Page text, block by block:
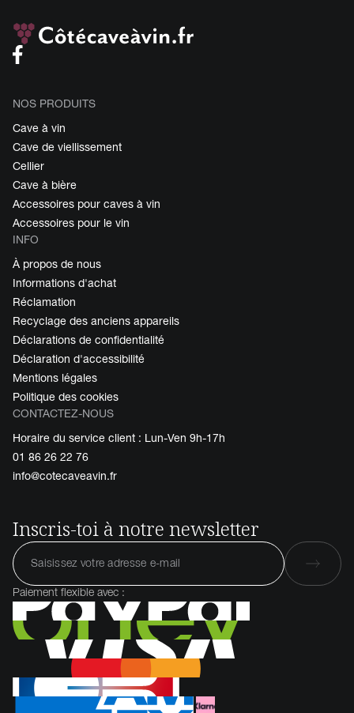
NOS PRODUITS
Cave à vin
Cave de viellissement
Cellier
Cave à bière
Accessoires pour caves à vin
Accessoires pour le vin
INFO
À propos de nous
Informations d'achat
Réclamation
Recyclage des anciens appareils
Déclarations de confidentialité
Déclaration d'accessibilité
Mentions légales
Politique des cookies
CONTACTEZ-NOUS
Horaire du service client : Lun-Ven 9h-17h
01 86 26 22 76
info@cotecaveavin.fr
Inscris-toi à notre newsletter
Paiement flexible avec :